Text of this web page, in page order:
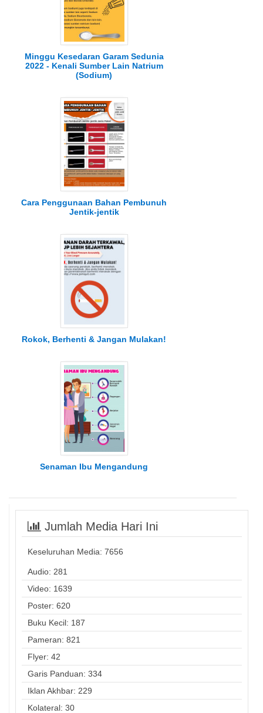
Minggu Kesedaran Garam Sedunia
2022 - Kenali Sumber Lain Natrium
(Sodium)
Cara Penggunaan Bahan Pembunuh
Jentik-jentik
Rokok, Berhenti & Jangan Mulakan!
Senaman Ibu Mengandung
Jumlah Media Hari Ini
Keseluruhan Media: 7656
Audio: 281
Video: 1639
Poster: 620
Buku Kecil: 187
Pameran: 821
Flyer: 42
Garis Panduan: 334
Iklan Akhbar: 229
Kolateral: 30